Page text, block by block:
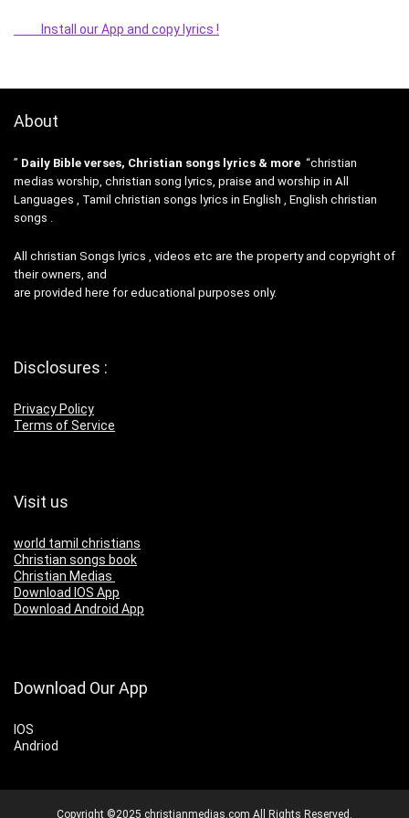
Install our App and copy lyrics !
About
” Daily Bible verses, Christian songs lyrics & more “christian
medias worship, christian song lyrics, praise and worship in All
Languages , Tamil christian songs lyrics in English , English christian
songs .
All christian Songs lyrics , videos etc are the property and copyright of
their owners, and
are provided here for educational purposes only.
Disclosures :
Privacy Policy
Terms of Service
Visit us
world tamil christians
Christian songs book
Christian Medias
Download IOS App
Download Android App
Download Our App
IOS
Andriod
Copyright ©2025 christianmedias.com All Rights Reserved.